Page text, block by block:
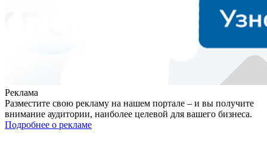
Реклама
Разместите свою рекламу на нашем портале – и вы получите
внимание аудитории, наиболее целевой для вашего бизнеса.
Подробнее о рекламе